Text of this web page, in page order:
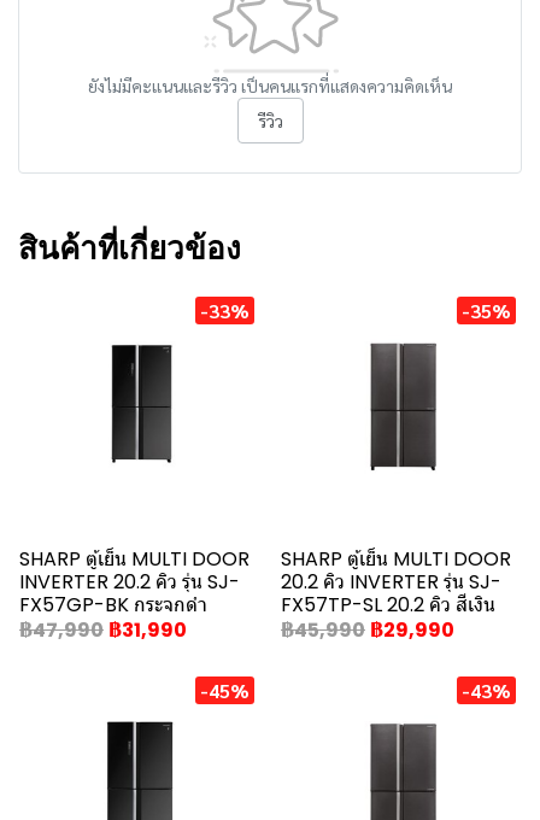
ยังไม่มีคะแนนและรีวิว เป็นคนแรกที่แสดงความคิดเห็น
รีวิว
สินค้าที่เกี่ยวข้อง
-33%
SHARP ตู้เย็น MULTI DOOR
INVERTER 20.2 คิว รุ่น SJ-
FX57GP-BK กระจกดำ
฿47,990 ฿31,990
-35%
SHARP ตู้เย็น MULTI DOOR
20.2 คิว INVERTER รุ่น SJ-
FX57TP-SL 20.2 คิว สีเงิน
฿45,990 ฿29,990
-45% -43%